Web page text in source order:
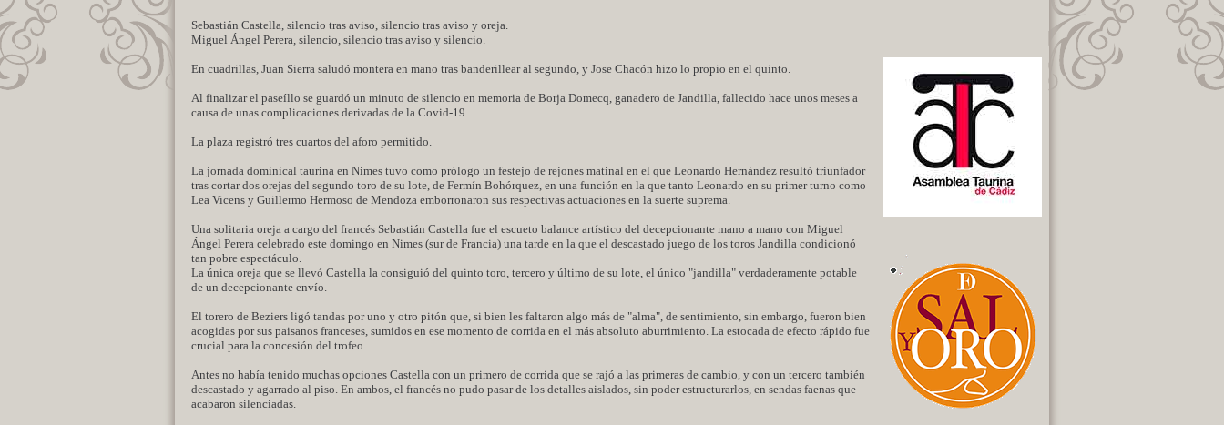
Sebastián Castella, silencio tras aviso, silencio tras aviso y oreja.
Miguel Ángel Perera, silencio, silencio tras aviso y silencio.
En cuadrillas, Juan Sierra saludó montera en mano tras banderillear al segundo, y Jose Chacón hizo lo propio en el quinto.
Al finalizar el paseíllo se guardó un minuto de silencio en memoria de Borja Domecq, ganadero de Jandilla, fallecido hace unos meses a
causa de unas complicaciones derivadas de la Covid-19.
La plaza registró tres cuartos del aforo permitido.
La jornada dominical taurina en Nimes tuvo como prólogo un festejo de rejones matinal en el que Leonardo Hernández resultó triunfador
tras cortar dos orejas del segundo toro de su lote, de Fermín Bohórquez, en una función en la que tanto Leonardo en su primer turno como
Lea Vicens y Guillermo Hermoso de Mendoza emborronaron sus respectivas actuaciones en la suerte suprema.
Una solitaria oreja a cargo del francés Sebastián Castella fue el escueto balance artístico del decepcionante mano a mano con Miguel
Ángel Perera celebrado este domingo en Nimes (sur de Francia) una tarde en la que el descastado juego de los toros Jandilla condicionó
tan pobre espectáculo.
La única oreja que se llevó Castella la consiguió del quinto toro, tercero y último de su lote, el único "jandilla" verdaderamente potable
de un decepcionante envío.
El torero de Beziers ligó tandas por uno y otro pitón que, si bien les faltaron algo más de "alma", de sentimiento, sin embargo, fueron bien
acogidas por sus paisanos franceses, sumidos en ese momento de corrida en el más absoluto aburrimiento. La estocada de efecto rápido fue
crucial para la concesión del trofeo.
Antes no había tenido muchas opciones Castella con un primero de corrida que se rajó a las primeras de cambio, y con un tercero también
descastado y agarrado al piso. En ambos, el francés no pudo pasar de los detalles aislados, sin poder estructurarlos, en sendas faenas que
acabaron silenciadas.